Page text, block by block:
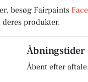
besøg Fairpaints
produkter.
Åbningstider
Åbent efter aftale.